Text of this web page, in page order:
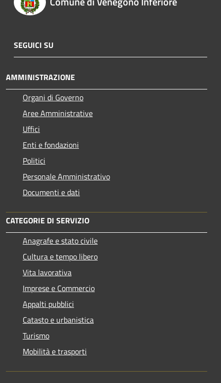
SEGUICI SU
AMMINISTRAZIONE
Organi di Governo
Aree Amministrative
Uffici
Enti e fondazioni
Politici
Personale Amministrativo
Documenti e dati
CATEGORIE DI SERVIZIO
Anagrafe e stato civile
Cultura e tempo libero
Vita lavorativa
Imprese e Commercio
Appalti pubblici
Catasto e urbanistica
Turismo
Mobilità e trasporti